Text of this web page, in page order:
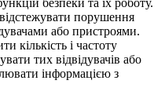
порушення
або пристроями.
кількість і частоту
тих відвідувачів або
інформацією з